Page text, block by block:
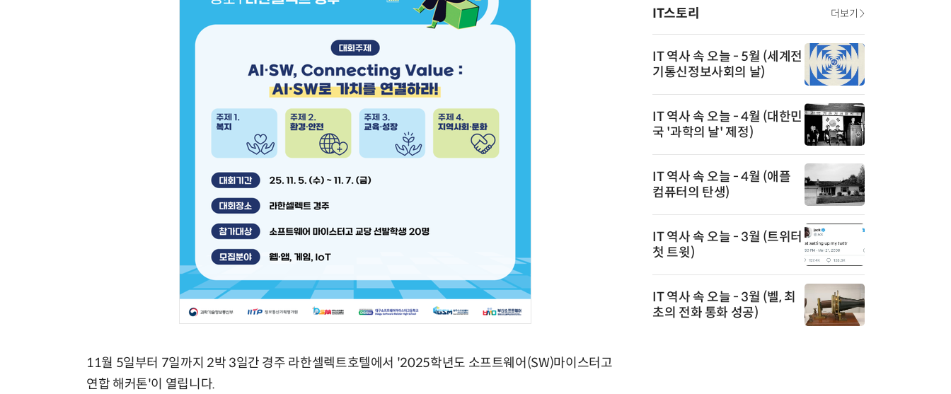
11월 5일부터 7일까지 2박 3일간 경주 라한셀렉트호텔에서 '2025학년도 소프트웨어(SW)마이스터고
연합 해커톤'이 열립니다.
IT스토리 더보기
IT 역사 속 오늘 - 5월 (세계전
기통신정보사회의 날)
IT 역사 속 오늘 - 4월 (대한민
국 '과학의 날' 제정)
IT 역사 속 오늘 - 4월 (애플
컴퓨터의 탄생)
IT 역사 속 오늘 - 3월 (트위터
첫 트윗)
IT 역사 속 오늘 - 3월 (벨, 최
초의 전화 통화 성공)